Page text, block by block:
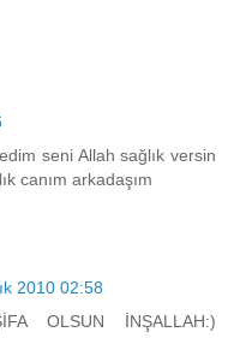
seni Allah sağlık versin
canım arkadaşım
2010 02:58
OLSUN İNŞALLAH:)